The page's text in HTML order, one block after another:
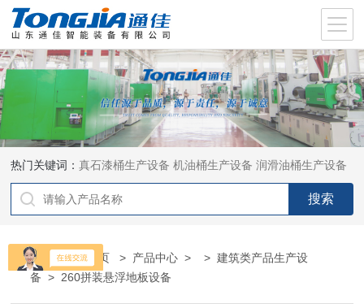
热门关键词：真石漆桶生产设备 机油桶生产设备 润滑油桶生产设备
当前位置：首页 > 产品中心 > >建筑类产品生产设
备 > 260拼装悬浮地板设备